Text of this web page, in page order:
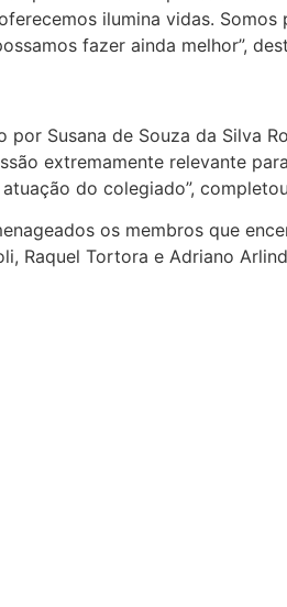
ilumina vidas.
fazer ainda melhor”,
por Susana de Souza da Silva
extremamente relevante
do colegiado”,
os membros que
Raquel Tortora e Adriano